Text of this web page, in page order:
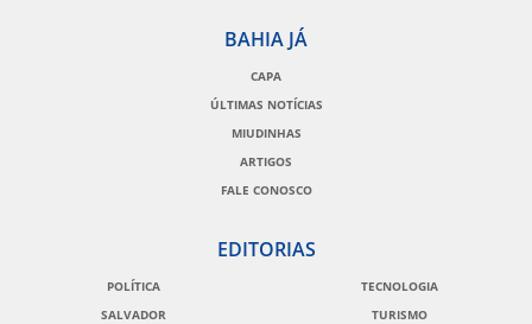
BAHIA JÁ
CAPA
ÚLTIMAS NOTÍCIAS
MIUDINHAS
ARTIGOS
FALE CONOSCO
EDITORIAS
POLÍTICA
SALVADOR
TECNOLOGIA
TURISMO